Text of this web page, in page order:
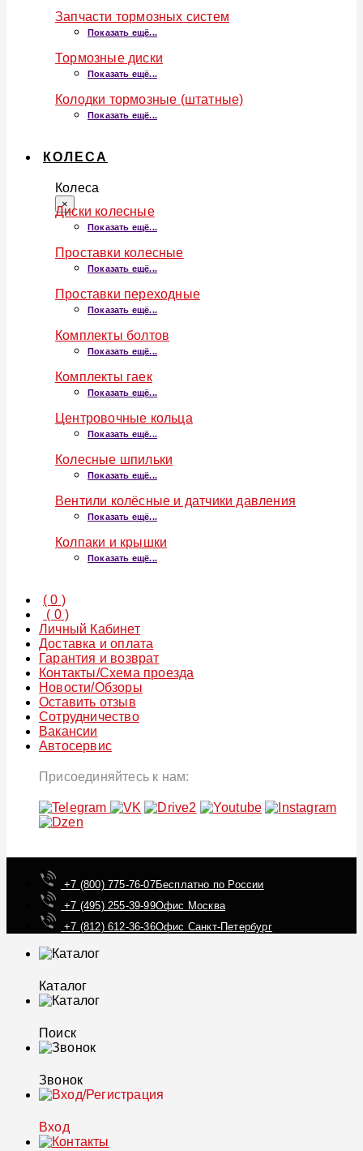
Запчасти тормозных систем
Показать ещё...
Тормозные диски
Показать ещё...
Колодки тормозные (штатные)
Показать ещё...
КОЛЕСА
Колеса
×
Диски колесные
Показать ещё...
Проставки колесные
Показать ещё...
Проставки переходные
Показать ещё...
Комплекты болтов
Показать ещё...
Комплекты гаек
Показать ещё...
Центровочные кольца
Показать ещё...
Колесные шпильки
Показать ещё...
Вентили колёсные и датчики давления
Показать ещё...
Колпаки и крышки
Показать ещё...
(0 )
( 0)
Личный Кабинет
Доставка и оплата
Гарантия и возврат
Контакты/Схема проезда
Новости/Обзоры
Оставить отзыв
Сотрудничество
Вакансии
Автосервис
Присоединяйтесь к нам:
+7 (800) 775-76-07Бесплатно по России
+7 (495) 255-39-99Офис Москва
+7 (812) 612-36-36Офис Санкт-Петербург
Каталог
Поиск
Звонок
Вход